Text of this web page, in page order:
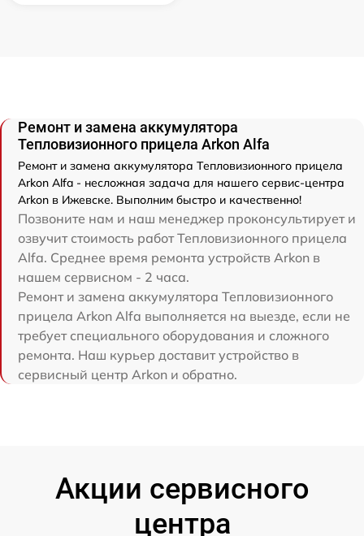
Ремонт и замена аккумулятора
Тепловизионного прицела Arkon Alfa
Ремонт и замена аккумулятора Тепловизионного прицела
Arkon Alfa - несложная задача для нашего сервис-центра
Arkon в Ижевске. Выполним быстро и качественно!
Позвоните нам и наш менеджер проконсультирует и
озвучит стоимость работ Тепловизионного прицела
Alfa. Среднее время ремонта устройств Arkon в
нашем сервисном - 2 часа.
Ремонт и замена аккумулятора Тепловизионного
прицела Arkon Alfa выполняется на выезде, если не
требует специального оборудования и сложного
ремонта. Наш курьер доставит устройство в
сервисный центр Arkon и обратно.
Акции сервисного
центра